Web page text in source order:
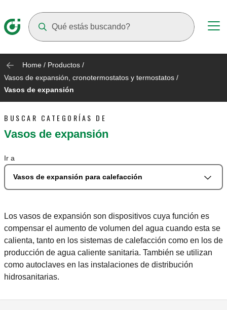
Home / Productos /
Vasos de expansión, cronotermostatos y termostatos /
Vasos de expansión
BUSCAR CATEGORÍAS DE
Vasos de expansión
Ir a
Vasos de expansión para calefacción
Los vasos de expansión son dispositivos cuya función es
compensar el aumento de volumen del agua cuando esta se
calienta, tanto en los sistemas de calefacción como en los de
producción de agua caliente sanitaria. También se utilizan
como autoclaves en las instalaciones de distribución
hidrosanitarias.